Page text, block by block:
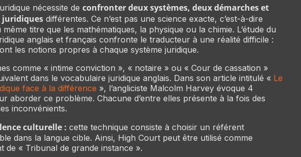
nécessite de confronter deux systèmes, deux démarches et
juridiques différentes. Ce n’est pas une science exacte, c’est-à-dire
titre que les mathématiques, la physique ou la chimie. L’étude du
anglais et français confronte le traducteur à une réalité difficile :
les notions propres à chaque système juridique.
comme « intime conviction », « notaire » ou « Cour de cassation »
dans le vocabulaire juridique anglais. Dans son article intitulé « Le
face à la différence », l’angliciste Malcolm Harvey évoque 4
aborder ce problème. Chacune d’entre elles présente à la fois des
inconvénients.
culturelle : cette technique consiste à choisir un référent
dans la langue cible. Ainsi, High Court peut être utilisé comme
de « Tribunal de grande instance ».